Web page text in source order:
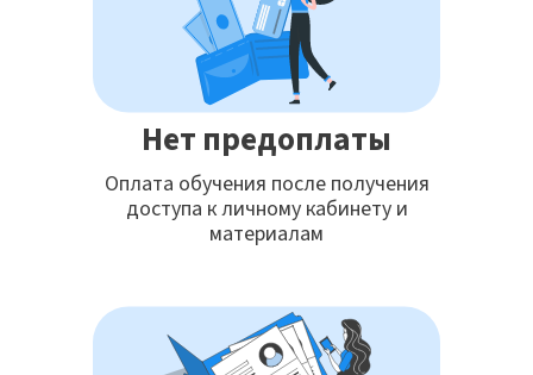
Нет предоплаты
Оплата обучения после получения
доступа к личному кабинету и
материалам